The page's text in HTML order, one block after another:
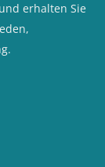
erhalten Sie